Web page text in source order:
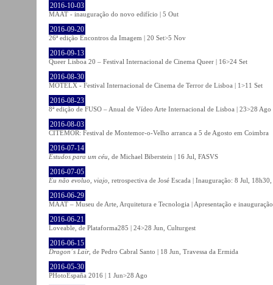
2016-10-03
MAAT - inauguração do novo edifício | 5 Out
2016-09-20
26ª edição Encontros da Imagem | 20 Set>5 Nov
2016-09-13
Queer Lisboa 20 – Festival Internacional de Cinema Queer | 16>24 Set
2016-08-30
MOTELX - Festival Internacional de Cinema de Terror de Lisboa | 1>11 Set
2016-08-23
8ª edição de FUSO – Anual de Vídeo Arte Internacional de Lisboa | 23>28 Ago
2016-08-03
CITEMOR: Festival de Montemor-o-Velho arranca a 5 de Agosto em Coimbra
2016-07-14
Estudos para um céu , de Michael Biberstein | 16 Jul, FASVS
2016-07-05
Eu não evoluo, viajo , retrospectiva de José Escada | Inauguração: 8 Jul,
2016-06-29
MAAT – Museu de Arte, Arquitetura e Tecnologia | Apresentação e
2016-06-21
Loveable, de Plataforma285 | 24>28 Jun, Culturgest
2016-06-15
Dragon´s Lair, de Pedro Cabral Santo | 18 Jun, Travessa da Ermida
2016-05-30
PHotoEspaña 2016 | 1 Jun>28 Ago